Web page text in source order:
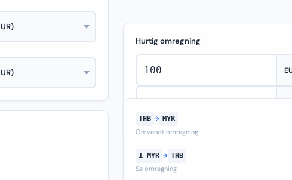
Hurtig omregning
THB → MYR
Omvendt omregning
1 MYR → THB
Se omregning